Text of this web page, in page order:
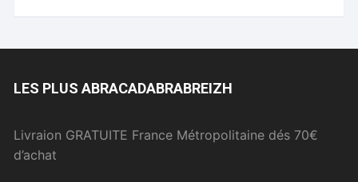
LES PLUS ABRACADABRABREIZH
Livraion GRATUITE France Métropolitaine dés 70€
d’achat